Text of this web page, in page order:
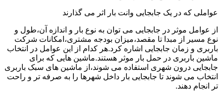
عواملی که در یک جابجایی وانت بار اثر می گذارند
از عوامل موثر در جابجایی می توان به نوع بار و اندازه آن،طول و
نوع مسیر از مبدا تا مقصد،میزان بودجه مشتری،امکانات شرکت
باربری و زمان جابجایی اشاره کرد.هر کدام از این عوامل در انتخاب
ماشین باربری در حمل بار موثر هستند.ماشین هایی که برای
جابجایی درون شهری استفاده می شوند،از ماشین های سبک باربری
انتخاب می شوند تا جابجایی بار داخل شهرها را به صرفه تر و راحت
تر انجام دهند.